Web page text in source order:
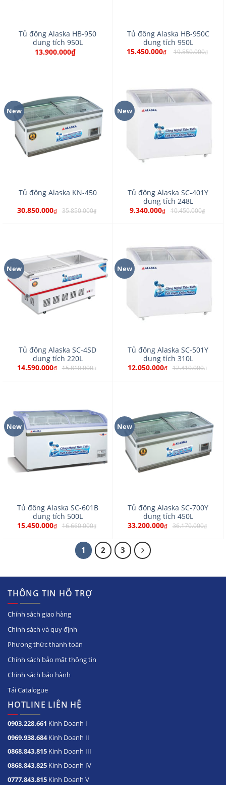
Tủ đông Alaska HB-950
dung tích 950L
13.900.000₫
Tủ đông Alaska HB-950C
dung tích 950L
15.450.000₫ 19.550.000₫
New
Tủ đông Alaska KN-450
30.850.000₫ 35.850.000₫
New
Tủ đông Alaska SC-401Y
dung tích 248L
9.340.000₫ 10.450.000₫
New
Tủ đông Alaska SC-4SD
dung tích 220L
14.590.000₫ 15.810.000₫
New
Tủ đông Alaska SC-501Y
dung tích 310L
12.050.000₫ 12.410.000₫
New
Tủ đông Alaska SC-601B
dung tích 500L
15.450.000₫ 16.660.000₫
New
Tủ đông Alaska SC-700Y
dung tích 450L
33.200.000₫ 36.170.000₫
1 2 3
THÔNG TIN HỖ TRỢ
Chính sách giao hàng
Chính sách và quy định
Phương thức thanh toán
Chính sách bảo mật thông tin
Chinh sách bảo hành
Tải Catalogue
HOTLINE LIÊN HỆ
0903.228.661 Kinh Doanh I
0969.938.684Kinh Doanh II
0868.843.815 Kinh Doanh III
0868.843.825 Kinh Doanh IV
0777.843.815 Kinh Doanh V